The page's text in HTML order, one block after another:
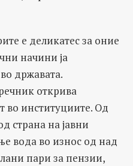
е деликатес за оние
начини ја
државата.
открива
во институциите. Од
страна на јавни
вода во износ од над
пари за пензии,